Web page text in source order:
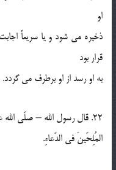
او
ذخيره مي شود و يا سريعاً
قرار بود
به او رسد از او برطرف مي گردد.
22. قال رسول الله – صلّي الله عليه و آله – : انّ اللهَ يحبّ
المُلِحّينَ في الدّعاءِ.